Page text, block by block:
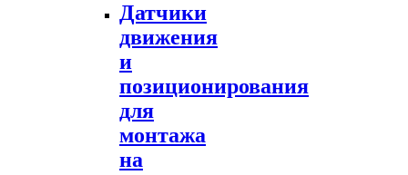
Датчики
движения
и
позиционирования
для
монтажа
на